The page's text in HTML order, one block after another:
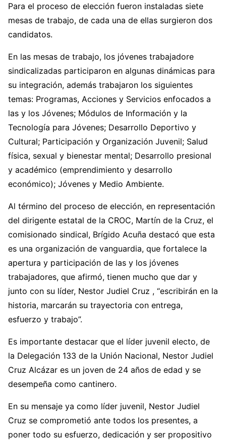
Para el proceso de elección fueron instaladas siete
mesas de trabajo, de cada una de ellas surgieron dos
candidatos.
En las mesas de trabajo, los jóvenes trabajadore
sindicalizadas participaron en algunas dinámicas para
su integración, además trabajaron los siguientes
temas: Programas, Acciones y Servicios enfocados a
las y los Jóvenes; Módulos de Información y la
Tecnología para Jóvenes; Desarrollo Deportivo y
Cultural; Participación y Organización Juvenil; Salud
física, sexual y bienestar mental; Desarrollo presional
y académico (emprendimiento y desarrollo
económico); Jóvenes y Medio Ambiente.
Al término del proceso de elección, en representación
del dirigente estatal de la CROC, Martín de la Cruz, el
comisionado sindical, Brígido Acuña destacó que esta
es una organización de vanguardia, que fortalece la
apertura y participación de las y los jóvenes
trabajadores, que afirmó, tienen mucho que dar y
junto con su líder, Nestor Judiel Cruz , “escribirán en la
historia, marcarán su trayectoria con entrega,
esfuerzo y trabajo”.
Es importante destacar que el líder juvenil electo, de
la Delegación 133 de la Unión Nacional, Nestor Judiel
Cruz Alcázar es un joven de 24 años de edad y se
desempeña como cantinero.
En su mensaje ya como líder juvenil, Nestor Judiel
Cruz se comprometió ante todos los presentes, a
poner todo su esfuerzo, dedicación y ser propositivo